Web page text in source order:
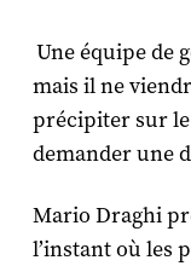
Une équipe de
mais il ne
précipiter sur
demander une
Mario Draghi
l’instant où les